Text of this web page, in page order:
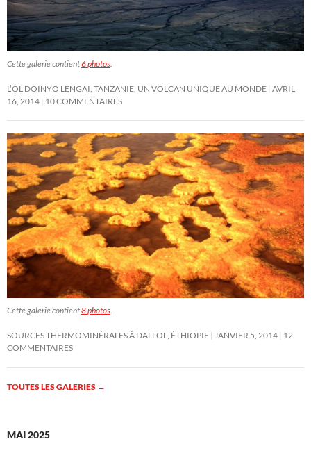
Cette galerie contient6 photos.
L’OL DOINYO LENGAI, TANZANIE, UN VOLCAN UNIQUE AU MONDE AVRIL
16, 2014 10 COMMENTAIRES
Cette galerie contient8 photos.
SOURCES THERMOMINÉRALES À DALLOL, ÉTHIOPIE JANVIER 5, 2014 12
COMMENTAIRES
TOUTES LES GALERIES →
MAI 2025